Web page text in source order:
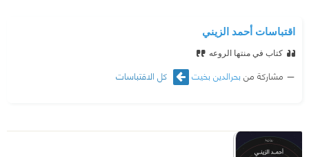
اقتباسات أحمد الزيني
كتاب في منتها الروعه
مشاركة من بحرالدين بخيت كل الاقتباسات